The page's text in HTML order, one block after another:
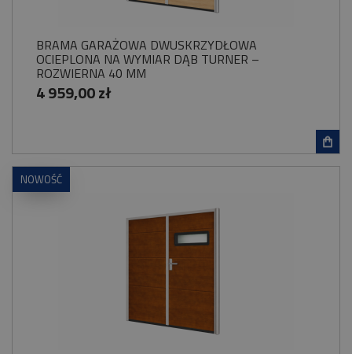
BRAMA GARAŻOWA DWUSKRZYDŁOWA
OCIEPLONA NA WYMIAR DĄB TURNER –
ROZWIERNA 40 MM
4 959,00 zł
NOWOŚĆ